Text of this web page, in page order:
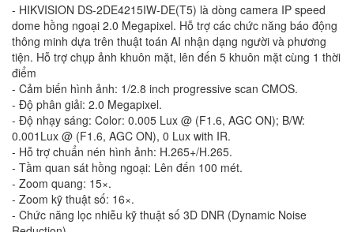
- HIKVISION DS-2DE4215IW-DE(T5) là dòng camera IP speed
dome hồng ngoại 2.0 Megapixel. Hỗ trợ các chức năng báo động
thông minh dựa trên thuật toán AI nhận dạng người và phương
tiện. Hỗ trợ chụp ảnh khuôn mặt, lên đến 5 khuôn mặt cùng 1 thời
điểm
- Cảm biến hình ảnh: 1/2.8 inch progressive scan CMOS.
- Độ phân giải: 2.0 Megapixel.
- Độ nhạy sáng: Color: 0.005 Lux @ (F1.6, AGC ON); B/W:
0.001Lux @ (F1.6, AGC ON), 0 Lux with IR.
- Hỗ trợ chuẩn nén hình ảnh: H.265+/H.265.
- Tầm quan sát hồng ngoại: Lên đến 100 mét.
- Zoom quang: 15×.
- Zoom kỹ thuật số: 16×.
- Chức năng lọc nhiễu kỹ thuật số 3D DNR (Dynamic Noise